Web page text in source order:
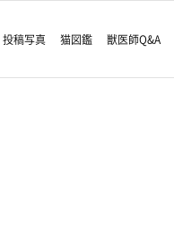
投稿写真 猫図鑑 獣医師Q&A